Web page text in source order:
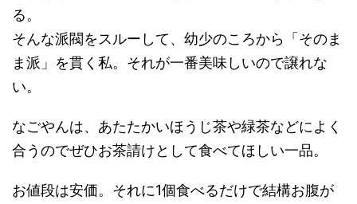
る。
そんな派閥をスルーして、幼少のころから「そのま
ま派」を貫く私。それが一番美味しいので譲れな
い。
なごやんは、あたたかいほうじ茶や緑茶などによく
合うのでぜひお茶請けとして食べてほしい一品。
お値段は安価。それに1個食べるだけで結構お腹が